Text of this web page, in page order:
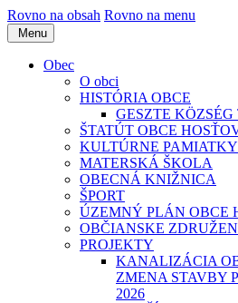
Rovno na obsah Rovno na menu
Menu
Obec
O obci
HISTÓRIA OBCE
GESZTE KÖZSÉG
ŠTATÚT OBCE
KULTÚRNE PAMIATKY
MATERSKÁ ŠKOLA
OBECNÁ KNIŽNICA
ŠPORT
ÚZEMNÝ PLÁN OBCE
OBČIANSKE
PROJEKTY
KANALIZÁCIA
ZMENA STAVBY
2026